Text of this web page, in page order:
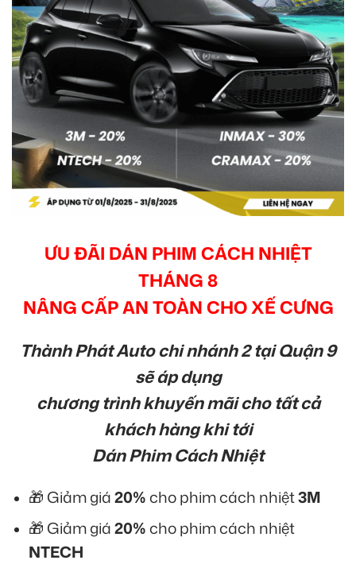
ƯU ĐÃI DÁN PHIM CÁCH NHIỆT
THÁNG 8
NÂNG CẤP AN TOÀN CHO XẾ CƯNG
Thành Phát Auto chi nhánh 2 tại Quận 9
sẽ áp dụng
chương trình khuyến mãi cho tất cả
khách hàng khi tới
Dán Phim Cách Nhiệt
🎁 Giảm giá20%cho phim cách nhiệt3M
🎁 Giảm giá20%cho phim cách nhiệt
NTECH